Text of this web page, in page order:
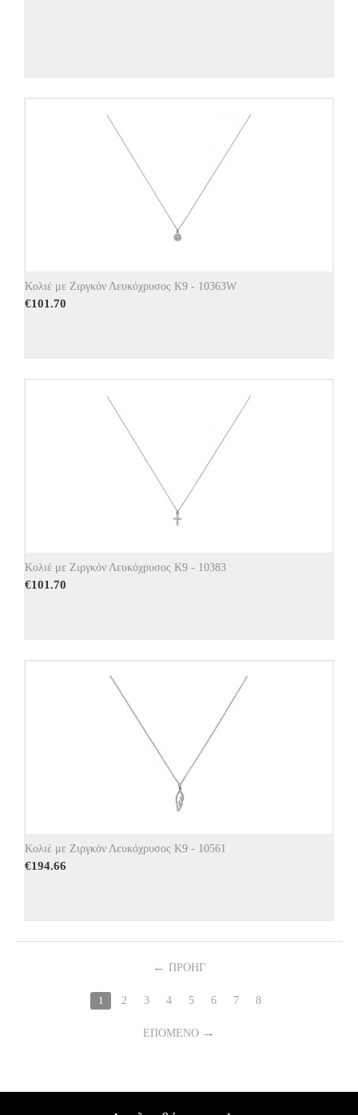
Κολιέ με Ζιργκόν Λευκόχρυσος Κ9 - 10363W
€101.70
Κολιέ με Ζιργκόν Λευκόχρυσος Κ9 - 10383
€101.70
Κολιέ με Ζιργκόν Λευκόχρυσος Κ9 - 10561
€194.66
ΠΡΟΗΓ
1 2 3 4 5 6 7 8
ΕΠΌΜΕΝΟ